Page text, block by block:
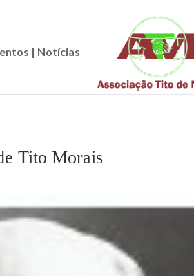
| Notícias
Tito Morais